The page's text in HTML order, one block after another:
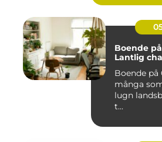
Boende
Lantlig
Boende på
många
lugn
t...